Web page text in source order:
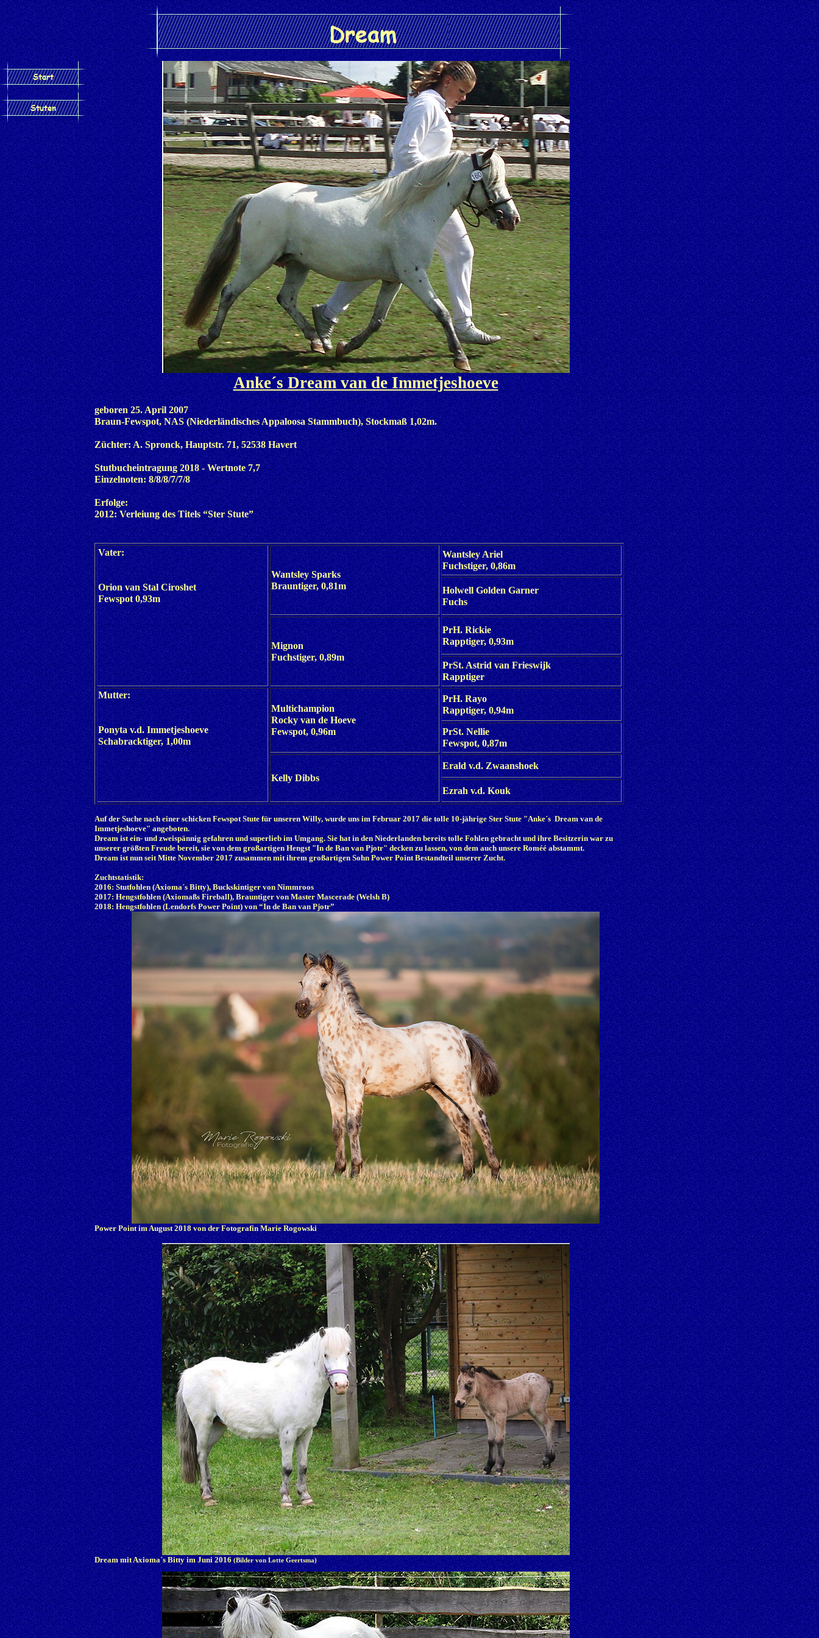
Anke´s Dream van de Immetjeshoeve
geboren 25. April 2007
Braun-Fewspot, NAS (Niederländisches Appaloosa Stammbuch), Stockmaß 1,02m.
Züchter: A. Spronck, Hauptstr. 71, 52538 Havert
Stutbucheintragung 2018 - Wertnote 7,7
Einzelnoten: 8/8/8/7/7/8
Erfolge:
2012: Verleiung des Titels “Ster Stute”
Vater:
Orion van Stal Ciroshet
Fewspot 0,93m
Wantsley Sparks
Brauntiger, 0,81m
Wantsley Ariel
Fuchstiger, 0,86m
Holwell Golden Garner
Fuchs
Mignon
Fuchstiger, 0,89m
PrH. Rickie
Rapptiger, 0,93m
PrSt. Astrid van Frieswijk
Rapptiger
Mutter:
Ponyta v.d. Immetjeshoeve
Schabracktiger, 1,00m
Multichampion
Rocky van de Hoeve
Fewspot, 0,96m
PrH. Rayo
Rapptiger, 0,94m
PrSt. Nellie
Fewspot, 0,87m
Kelly Dibbs
Erald v.d. Zwaanshoek
Ezrah v.d. Kouk
Auf der Suche nach einer schicken Fewspot Stute für unseren Willy, wurde uns im Februar 2017 die tolle 10-jährige Ster Stute "Anke´s Dream van de
Immetjeshoeve" angeboten.
Dream ist ein- und zweispännig gefahren und superlieb im Umgang. Sie hat in den Niederlanden bereits tolle Fohlen gebracht und ihre Besitzerin war zu
unserer größten Freude bereit, sie von dem großartigen Hengst "In de Ban van Pjotr" decken zu lassen, von dem auch unsere Roméé abstammt.
Dream ist nun seit Mitte November 2017 zusammen mit ihrem großartigen Sohn Power Point Bestandteil unserer Zucht.
Zuchtstatistik:
2016: Stutfohlen (Axioma´s Bitty), Buckskintiger von Nimmroos
2017: Hengstfohlen (Axiomaßs Fireball), Brauntiger von Master Mascerade (Welsh B)
2018: Hengstfohlen (Lendorfs Power Point) von “In de Ban van Pjotr”
Power Point im August 2018 von der Fotografin Marie Rogowski
Dream mit Axioma´s Bitty im Juni 2016(Bilder von Lotte Geertsma)